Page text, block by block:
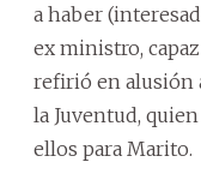
a haber
ex ministro,
refirió en alusión
la Juventud,
ellos para Marito.